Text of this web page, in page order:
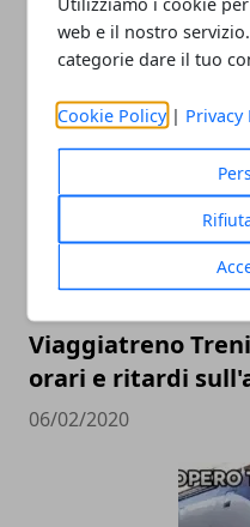
web e il nostro
categorie dare il tuo
Cookie Policy | Privacy
Revisione
perché è utile e
Viaggiatreno
orari e ritardi
06/02/2020